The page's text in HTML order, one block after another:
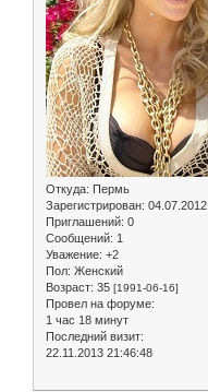
Откуда: Пермь
Зарегистрирован: 04.07.2012
Приглашений: 0
Сообщений: 1
Уважение: +2
Пол: Женский
Возраст: 35 [1991-06-16]
Провел на форуме:
1 час 18 минут
Последний визит:
22.11.2013 21:46:48